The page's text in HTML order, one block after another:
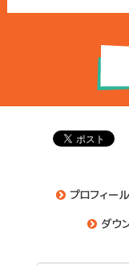
プロフィール
ダウ